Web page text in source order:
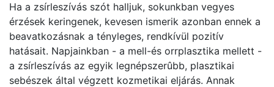
Ha a zsírleszívás szót halljuk, sokunkban vegyes
érzések keringenek, kevesen ismerik azonban ennek a
beavatkozásnak a tényleges, rendkívül pozitív
hatásait. Napjainkban - a mell-és orrplasztika mellett -
a zsírleszívás az egyik legnépszerûbb, plasztikai
sebészek által végzett kozmetikai eljárás. Annak